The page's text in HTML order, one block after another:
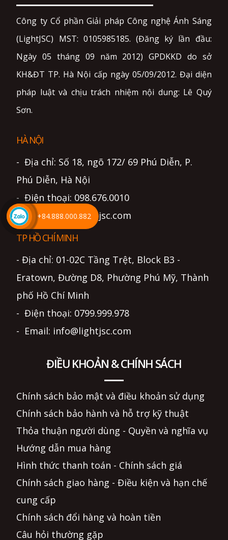
Công ty Cổ phần Giải pháp Công nghệ Ánh Sáng
(LightJSC) MST: 0105985185. (Đăng ký lần đầu:
Ngày 05 tháng 09 năm 2012) GPDKKD do sở
KH&ĐT TP. Hà Nội cấp ngày 05/09/2012. Đại diện
pháp luật và chịu trách nhiệm nội dung: Lê Quý
Sơn.
HÀ NỘI
- Địa chỉ: Số 18, ngõ 172/ 69 Phú Diễn, P.
Phú Diễn, Hà Nội
- Điện thoại: 098.676.0010
- Email: info@lightjsc.com
TP HỒ CHÍ MINH
- Địa chỉ: 01-02C Tầng Trệt, Block B3 -
Eratown, Đường D8, Phường Phú Mỹ, Thành
phố Hồ Chí Minh
- Điện thoại: 0799.999.978
- Email: info@lightjsc.com
ĐIỀU KHOẢN & CHÍNH SÁCH
Chính sách bảo mật và điều khoản sử dụng
Chính sách bảo hành và hỗ trợ kỹ thuật
Thỏa thuận người dùng - Quyền và nghĩa vụ
Hướng dẫn mua hàng
Hình thức thanh toán - Chính sách giá
Chính sách giao hàng - Điều kiện và hạn chế
cung cấp
Chính sách đổi hàng và hoàn tiền
Câu hỏi thường gặp
+84.888.000.882